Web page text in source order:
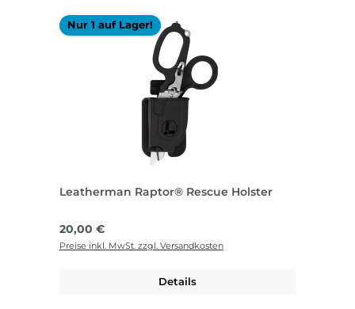
Nur 1 auf Lager!
Leatherman Raptor® Rescue Holster
Regulärer Preis:
20,00 €
Preise inkl. MwSt. zzgl. Versandkosten
Details